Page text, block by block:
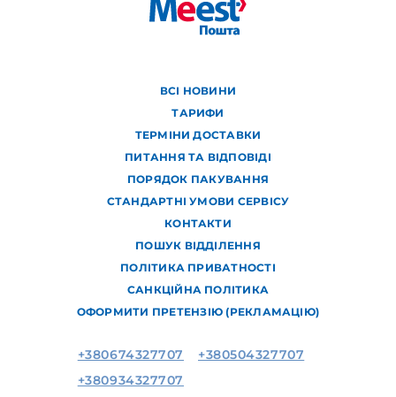
ВСІ НОВИНИ
ТАРИФИ
ТЕРМІНИ ДОСТАВКИ
ПИТАННЯ ТА ВІДПОВІДІ
ПОРЯДОК ПАКУВАННЯ
СТАНДАРТНІ УМОВИ СЕРВІСУ
КОНТАКТИ
ПОШУК ВІДДІЛЕННЯ
ПОЛІТИКА ПРИВАТНОСТІ
САНКЦІЙНА ПОЛІТИКА
ОФОРМИТИ ПРЕТЕНЗІЮ (РЕКЛАМАЦІЮ)
+380674327707
+380504327707
+380934327707